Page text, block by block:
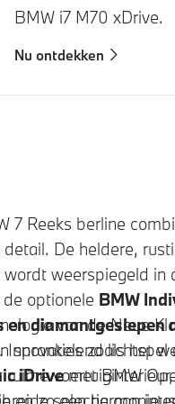
BMW i7 M70 xDrive.
Nu ontdekken
7 Reeks berline
De heldere,
weerspiegeld in
de optionele BMW
en diamantgeslepen
sprankelend
ruime
van de Neue
zoals het
iDrive metBMW